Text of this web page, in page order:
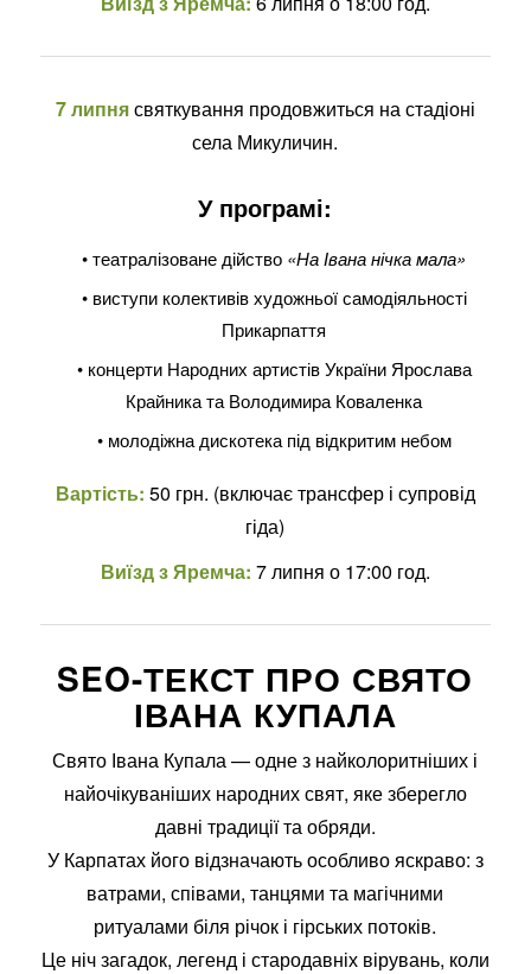
7 липнясвяткування продовжиться на стадіоні
села Микуличин.
У програмі:
• театралізоване дійство «На Івана нічка мала»
• виступи колективів художньої самодіяльності
Прикарпаття
• концерти Народних артистів України Ярослава
Крайника та Володимира Коваленка
• молодіжна дискотека під відкритим небом
Вартість: 50 грн. (включає трансфер і супровід
гіда)
Виїзд з Яремча: 7 липня о 17:00 год.
SEO-ТЕКСТ ПРО СВЯТО
ІВАНА КУПАЛА
Свято Івана Купала — одне з найколоритніших і
найочікуваніших народних свят, яке зберегло
давні традиції та обряди.
У Карпатах його відзначають особливо яскраво: з
ватрами, співами, танцями та магічними
ритуалами біля річок і гірських потоків.
Це ніч загадок, легенд і стародавніх вірувань, коли